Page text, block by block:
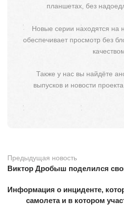
планшетах, без
Новые серии находятся на
обеспечивает просмотр без
Также у нас вы найдёте
выпусков и новости
Предыдущая новость
Виктор Дробыш поделился
Информация о инциденте,
самолета и в котором